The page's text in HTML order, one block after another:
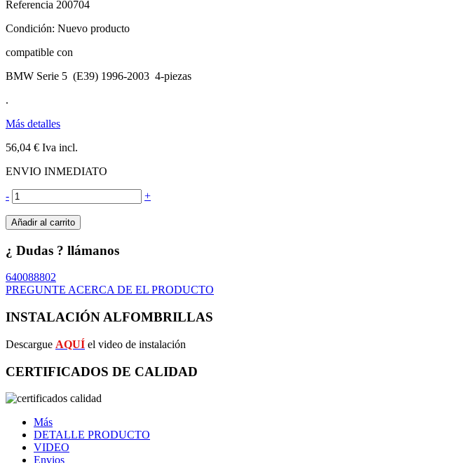
Referencia 200704
Condición: Nuevo producto
compatible con
BMW Serie 5 (E39) 1996-2003 4-piezas
.
Más detalles
56,04 € Iva incl.
ENVIO INMEDIATO
- +
Añadir al carrito
¿ Dudas ? llámanos
640088802
PREGUNTE ACERCA DE EL PRODUCTO
INSTALACIÓN ALFOMBRILLAS
Descargue AQUÍ el video de instalación
CERTIFICADOS DE CALIDAD
Más
DETALLE PRODUCTO
VIDEO
Envios